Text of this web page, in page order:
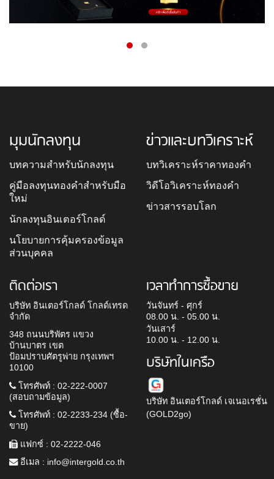
มุมนักลงทุน
บทความสำหรับนักลงทุน
คู่มือลงทุนทองคำสำหรับมือ
ใหม่
นักลงทุนอินเตอร์โกลด์
นโยบายการคุ้มครองข้อมูล
ส่วนบุคคล
ข่าวและบทวิเคราะห์
บทวิเคราะห์ราคาทองคำ
วิดีโอวิเคราะห์ทองคำ
ข่าวสารรอบโลก
ติดต่อเรา
บริษัท อินเตอร์โกลด์ โกลด์เทรด
จำกัด
348 ถนนบริพัตร แขวง
บ้านบาตร เขต
ป้อมปราบศัตรูพ่าย กรุงเทพฯ
10100
โทรศัพท์ : 02-222-0007
(สอบถามข้อมูล)
โทรศัพท์ : 02-2233-234 (ซื้อ-
ขาย)
แฟกซ์ : 02-2222-046
อีเมล : info@intergold.co.th
เวลาทำการซื้อขาย
วันจันทร์ - ศุกร์
08.00 น. - 05.00 น.
วันเสาร์
10.00 น. - 12.00 น.
บริษัทในเครือ
บริษัท อินเตอร์โกลด์ เจเนอเรชั่น
(GOLD2go)